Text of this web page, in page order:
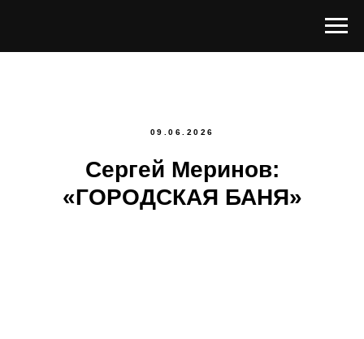
09.06.2026
Сергей Меринов:
«ГОРОДСКАЯ БАНЯ»